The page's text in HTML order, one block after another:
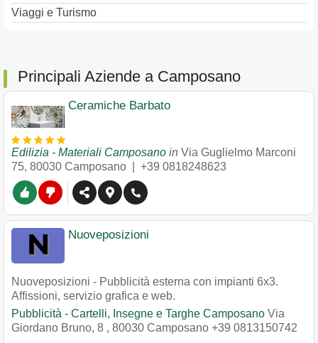
Viaggi e Turismo
Principali Aziende a Camposano
Ceramiche Barbato
Edilizia - Materiali Camposano in Via Guglielmo Marconi
75, 80030 Camposano +39 0818248623
Nuoveposizioni
Nuoveposizioni - Pubblicità esterna con impianti 6x3.
Affissioni, servizio grafica e web.
Pubblicità - Cartelli, Insegne e Targhe Camposano Via
Giordano Bruno, 8 , 80030 Camposano +39 0813150742